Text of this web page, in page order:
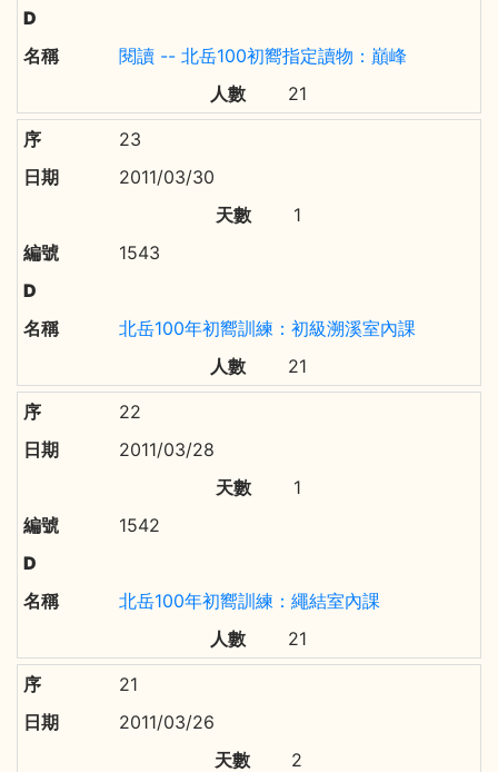
閱讀 -- 北岳100初嚮指定讀物：巔峰
21
23
2011/03/30
1
1543
北岳100年初嚮訓練：初級溯溪室內課
21
22
2011/03/28
1
1542
北岳100年初嚮訓練：繩結室內課
21
21
2011/03/26
2